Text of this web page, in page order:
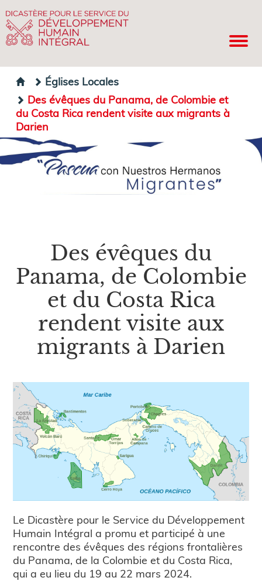
Églises Locales
Des évêques du Panama, de Colombie et
du Costa Rica rendent visite aux migrants à
Darien
Des évêques du
Panama, de Colombie
et du Costa Rica
rendent visite aux
migrants à Darien
Le Dicastère pour le Service du Développement
Humain Intégral a promu et participé à une
rencontre des évêques des régions frontalières
du Panama, de la Colombie et du Costa Rica,
qui a eu lieu du 19 au 22 mars 2024.